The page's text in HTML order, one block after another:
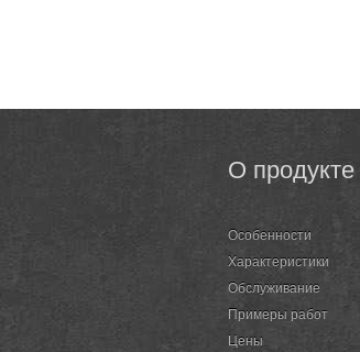
О продукте
Особенности
Характеристики
Обслуживание
Примеры работ
Цены